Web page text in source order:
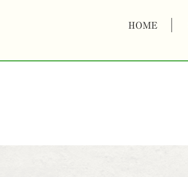
HOME